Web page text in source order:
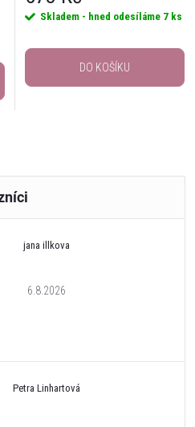
Skladem - hned odesíláme 7 ks
DO KOŠÍKU
jana illkova
6.8.2026
Petra Linhartová